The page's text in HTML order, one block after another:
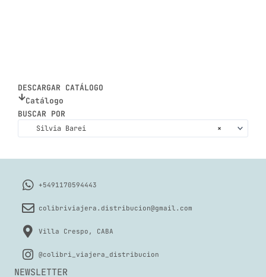
DESCARGAR CATÁLOGO
Catálogo
BUSCAR POR
×
Silvia Barei
+5491170594443
colibriviajera.distribucion@gmail.com
Villa Crespo, CABA
@colibri_viajera_distribucion
NEWSLETTER